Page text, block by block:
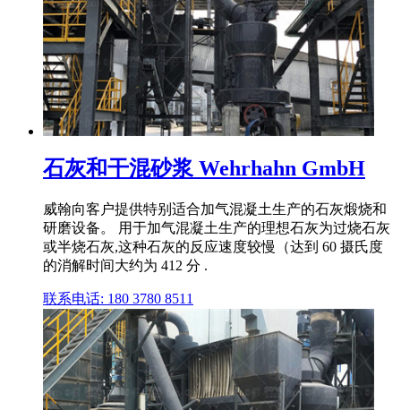
石灰和干混砂浆 Wehrhahn GmbH
威翰向客户提供特别适合加气混凝土生产的石灰煅烧和
研磨设备。 用于加气混凝土生产的理想石灰为过烧石灰
或半烧石灰,这种石灰的反应速度较慢（达到 60 摄氏度
的消解时间大约为 412 分 .
联系电话: 180 3780 8511